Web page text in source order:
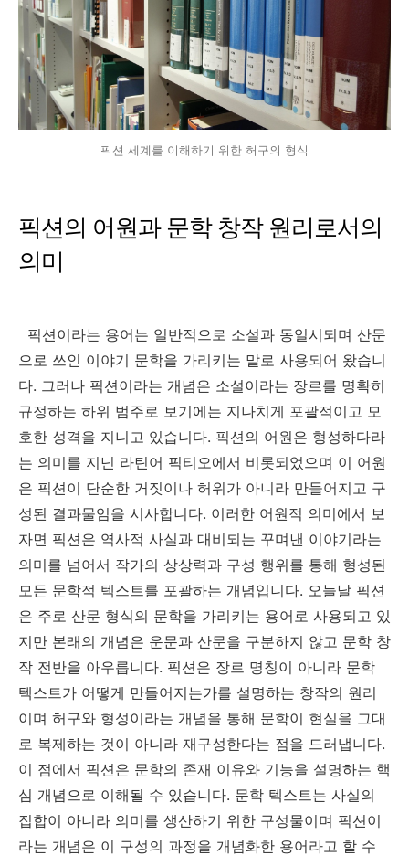
픽션 세계를 이해하기 위한 허구의 형식
픽션의 어원과 문학 창작 원리로서의
의미
픽션이라는 용어는 일반적으로 소설과 동일시되며 산문
으로 쓰인 이야기 문학을 가리키는 말로 사용되어 왔습니
다. 그러나 픽션이라는 개념은 소설이라는 장르를 명확히
규정하는 하위 범주로 보기에는 지나치게 포괄적이고 모
호한 성격을 지니고 있습니다. 픽션의 어원은 형성하다라
는 의미를 지닌 라틴어 픽티오에서 비롯되었으며 이 어원
은 픽션이 단순한 거짓이나 허위가 아니라 만들어지고 구
성된 결과물임을 시사합니다. 이러한 어원적 의미에서 보
자면 픽션은 역사적 사실과 대비되는 꾸며낸 이야기라는
의미를 넘어서 작가의 상상력과 구성 행위를 통해 형성된
모든 문학적 텍스트를 포괄하는 개념입니다. 오늘날 픽션
은 주로 산문 형식의 문학을 가리키는 용어로 사용되고 있
지만 본래의 개념은 운문과 산문을 구분하지 않고 문학 창
작 전반을 아우릅니다. 픽션은 장르 명칭이 아니라 문학
텍스트가 어떻게 만들어지는가를 설명하는 창작의 원리
이며 허구와 형성이라는 개념을 통해 문학이 현실을 그대
로 복제하는 것이 아니라 재구성한다는 점을 드러냅니다.
이 점에서 픽션은 문학의 존재 이유와 기능을 설명하는 핵
심 개념으로 이해될 수 있습니다. 문학 텍스트는 사실의
집합이 아니라 의미를 생산하기 위한 구성물이며 픽션이
라는 개념은 이 구성의 과정을 개념화한 용어라고 할 수